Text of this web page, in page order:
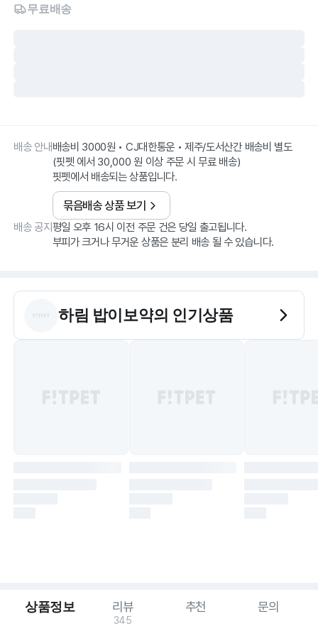
무료배송
배송 안내배송비 3000원 • CJ대한통운 • 제주/도서산간 배송비 별도
(핏펫 에서 30,000 원 이상 주문 시 무료 배송)
핏펫에서 배송되는 상품입니다.
묶음배송 상품 보기
배송 공지평일 오후 16시 이전 주문 건은 당일 출고됩니다.
부피가 크거나 무거운 상품은 분리 배송 될 수 있습니다.
하림 밥이보약의 인기상품
상품정보 리뷰
345
추천 문의